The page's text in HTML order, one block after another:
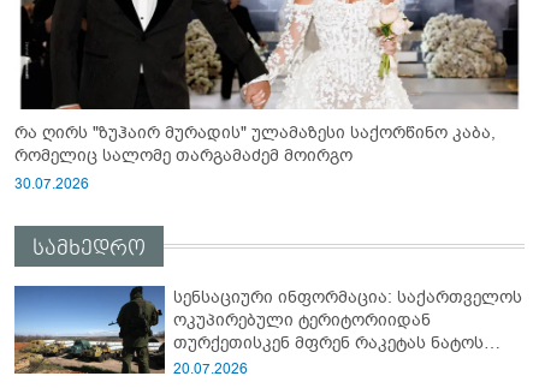
რა ღირს "ზუჰაირ მურადის" ულამაზესი საქორწინო კაბა,
რომელიც სალომე თარგამაძემ მოირგო
30.07.2026
სამხედრო
სენსაციური ინფორმაცია: საქართველოს
ოკუპირებული ტერიტორიიდან
თურქეთისკენ მფრენ რაკეტას ნატოს
სამიტი კინაღამ ჩაუშლია
20.07.2026